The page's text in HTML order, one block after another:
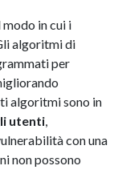
in cui i
algoritmi di
per
algoritmi sono in
utenti,
con una
non possono